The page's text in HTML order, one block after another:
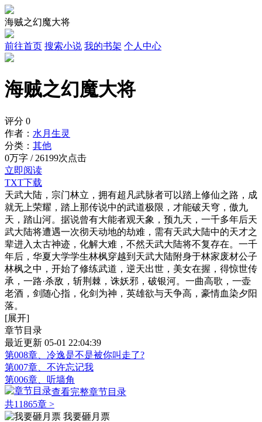
海贼之幻魔大将
前往首页 搜索小说 我的书架 个人中心
海贼之幻魔大将
评分 0
作者： 水月生灵
分类： 其他
0万字 / 26199次点击
立即阅读
TXT下载
天武大陆，宗门林立，拥有超凡武脉者可以踏上修仙之路，成
就无上荣耀，踏上那传说中的武道极限，才能破天穹，傲九
天，踏山河。据说曾有大能者观天象，预九天，一千多年后天
武大陆将遭遇一次彻天动地的劫难，需有天武大陆中的天才之
辈进入太古神迹，化解大难，不然天武大陆将不复存在。一千
年后，华夏大学学生林枫穿越到天武大陆附身于林家废材公子
林枫之中，开始了修练武道，逆天出世，美女在握，得惊世传
承，一路·杀敌，斩荆棘，诛妖邪，破银河。一曲高歌，一壶
老酒，剑随心指，化剑为神，英雄欲与天争高，豪情血染夕阳
落。
[展开]
章节目录
最近更新 05-01 22:04:39
第008章、冷逸是不是被你叫走了?
第007章、不许忘记我
第006章、听墙角
查看完整章节目录
共11865章 >
我要砸月票